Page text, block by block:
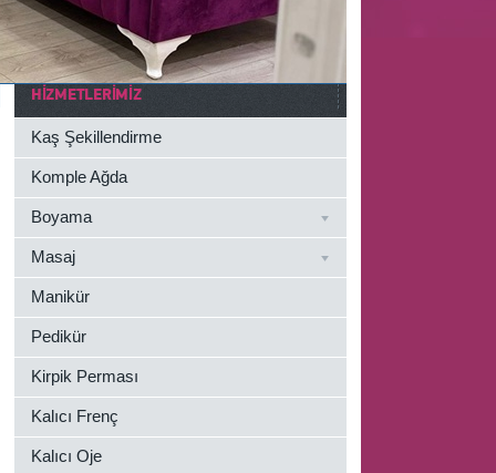
HIZMETLERIMIZ
Kaş Şekillendirme
Komple Ağda
Boyama
Masaj
Manikür
Pedikür
Kirpik Perması
Kalıcı Frenç
Kalıcı Oje